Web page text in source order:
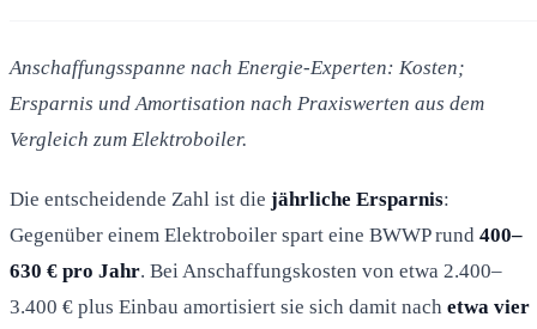
Anschaffungsspanne nach Energie-Experten: Kosten;
Ersparnis und Amortisation nach Praxiswerten aus dem
Vergleich zum Elektroboiler.
Die entscheidende Zahl ist die jährliche Ersparnis:
Gegenüber einem Elektroboiler spart eine BWWP rund 400–
630 € pro Jahr. Bei Anschaffungskosten von etwa 2.400–
3.400 € plus Einbau amortisiert sie sich damit nach etwa vier